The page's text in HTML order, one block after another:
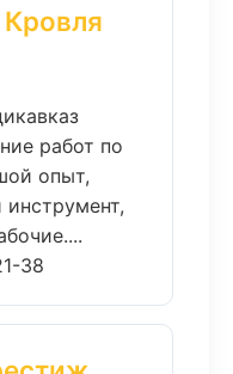
работ по
опыт,
инструмент,
38